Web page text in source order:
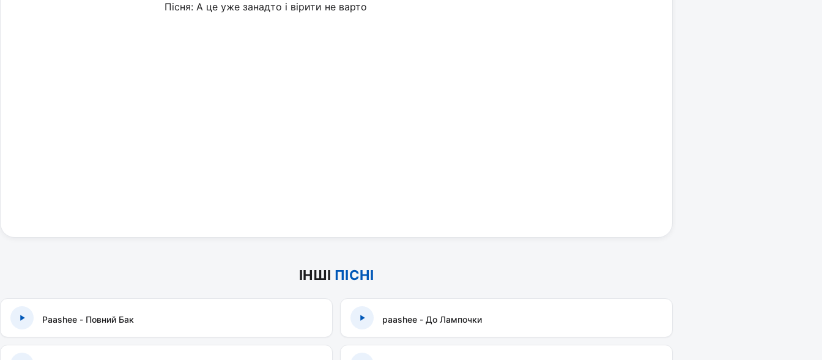
Пісня: А це уже занадто і вірити не варто
ІНШІ ПІСНІ
Paashee - Повний Бак paashee - До Лампочки